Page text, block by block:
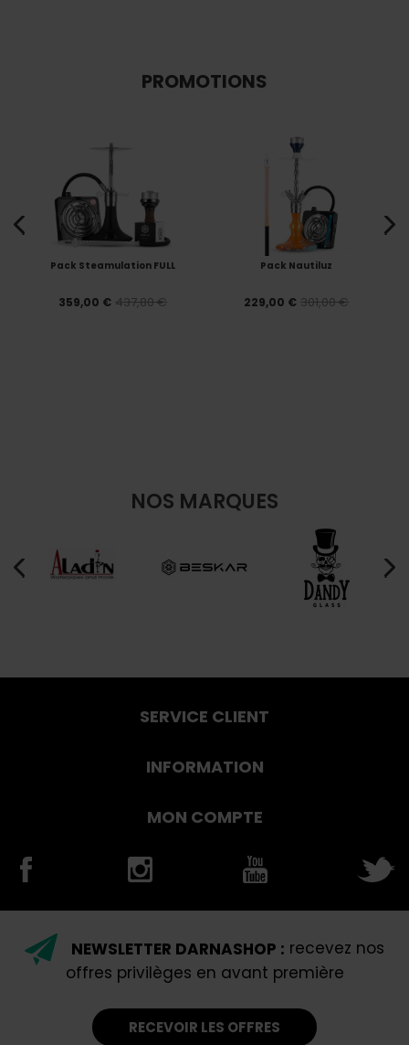
PROMOTIONS
Pack Steamulation FULL
359,00 € 437,80 €
Pack Nautiluz
229,00 € 301,00 €
NOS MARQUES
SERVICE CLIENT
INFORMATION
MON COMPTE
NEWSLETTER DARNASHOP : recevez nos
offres privilèges en avant première
RECEVOIR LES OFFRES